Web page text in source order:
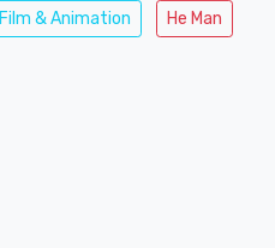
Film & Animation He Man